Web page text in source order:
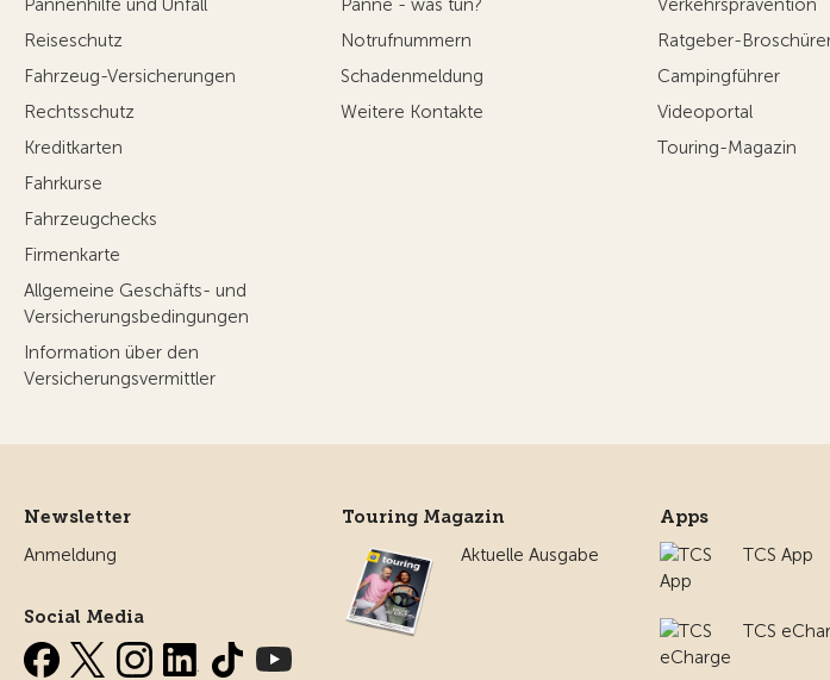
Pannenhilfe und Unfall
Reiseschutz
Fahrzeug-Versicherungen
Rechtsschutz
Kreditkarten
Fahrkurse
Fahrzeugchecks
Firmenkarte
Allgemeine Geschäfts- und
Versicherungsbedingungen
Information über den
Versicherungsvermittler
Panne - was tun?
Notrufnummern
Schadenmeldung
Weitere Kontakte
Verkehrsprävention
Ratgeber-
Campingführer
Videoportal
Touring-Magazin
Newsletter
Anmeldung
Social Media
Touring Magazin
Aktuelle Ausgabe
Apps
TCS App
TCS